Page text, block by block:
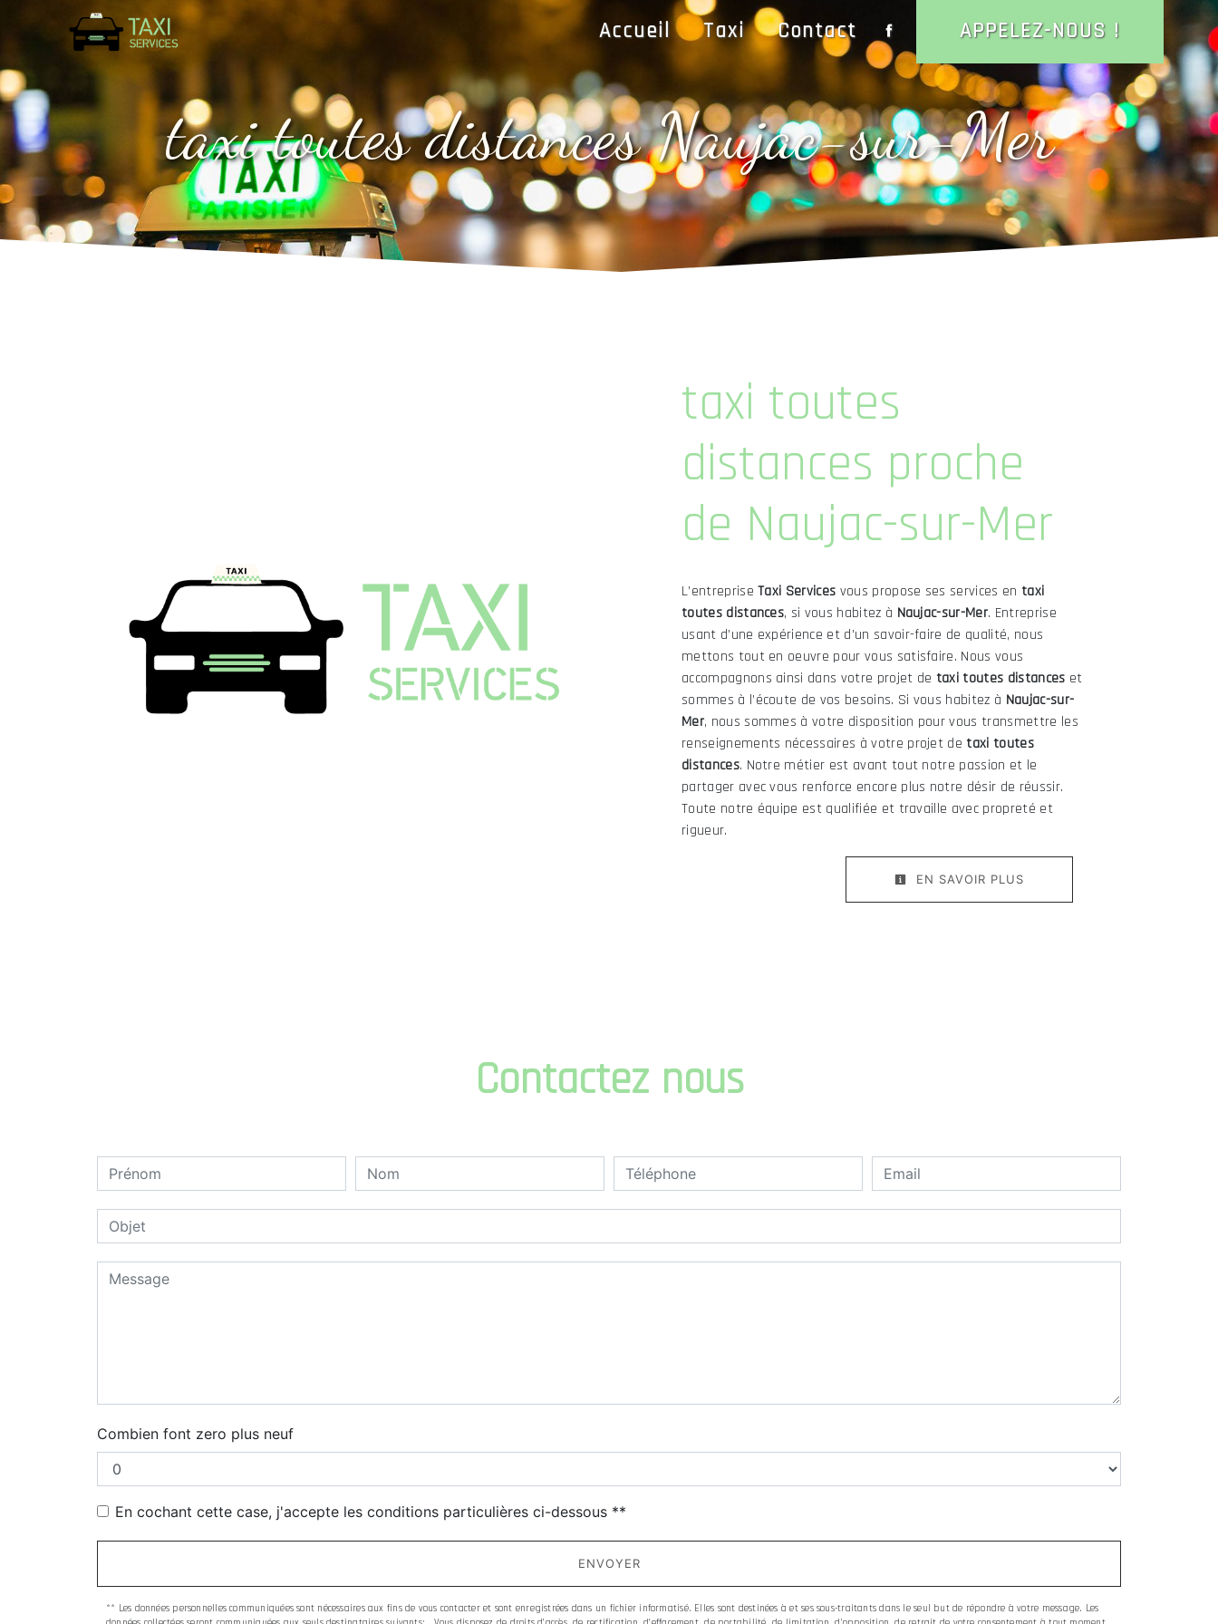
Accueil Taxi Contact APPELEZ-NOUS !
taxi toutes distances Naujac-sur-Mer
taxi toutes
distances proche
de Naujac-sur-Mer
L’entrepriseTaxi Services vous propose ses services en taxi
toutes distances, si vous habitez à Naujac-sur-Mer. Entreprise
usant d’une expérience et d’un savoir-faire de qualité, nous
mettons tout en oeuvre pour vous satisfaire. Nous vous
accompagnons ainsi dans votre projet de taxi toutes distances et
sommes à l’écoute de vos besoins. Si vous habitez à Naujac-sur-
Mer, nous sommes à votre disposition pour vous transmettre les
renseignements nécessaires à votre projet de taxi toutes
distances. Notre métier est avant tout notre passion et le
partager avec vous renforce encore plus notre désir de réussir.
Toute notre équipe est qualifiée et travaille avec propreté et
rigueur.
EN SAVOIR PLUS
Contactez nous
Combien font zero plus neuf
En cochant cette case, j'accepte les conditions particulières ci-dessous **
ENVOYER
** Les données personnelles communiquées sont nécessaires aux fins de vous contacter et sont enregistrées dans un fichier informatisé. Elles sont destinées à et ses sous-traitants dans le seul but de répondre à votre message. Les
Panneau de gestion des cookies